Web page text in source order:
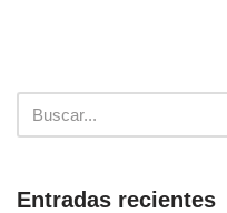
Entradas recientes